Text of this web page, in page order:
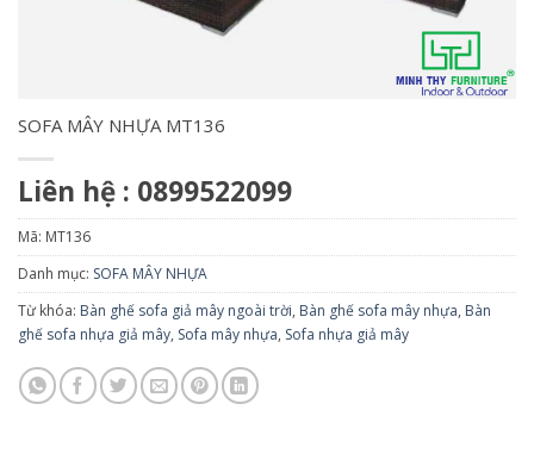
SOFA MÂY NHỰA MT136
Liên hệ : 0899522099
Mã: MT136
Danh mục: SOFA MÂY NHỰA
Từ khóa: Bàn ghế sofa giả mây ngoài trời, Bàn ghế sofa mây nhựa, Bàn
ghế sofa nhựa giả mây, Sofa mây nhựa, Sofa nhựa giả mây